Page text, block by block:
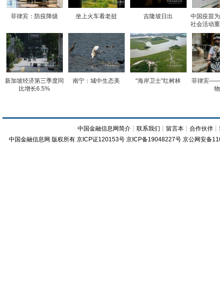
菲律宾：防疫降级 坐上火车看老挝 吉隆坡日出
中国疫苗
社会活动
新加坡经济第三季度同
比增长6.5%
南宁：城中生态美 “海岸卫士”红树林
菲律宾
中国金融信息网简介 ┊联系我们 ┊ 留言本 ┊合作伙伴 ┊
中国金融信息网 版权所有 京ICP证120153号 京ICP备19048227号 京公网安备